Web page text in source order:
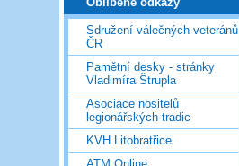
Sdružení válečných veteránů
ČR
Pamětní desky - stránky
Vladimíra Štrupla
Asociace nositelů
legionářských tradic
KVH Litobratřice